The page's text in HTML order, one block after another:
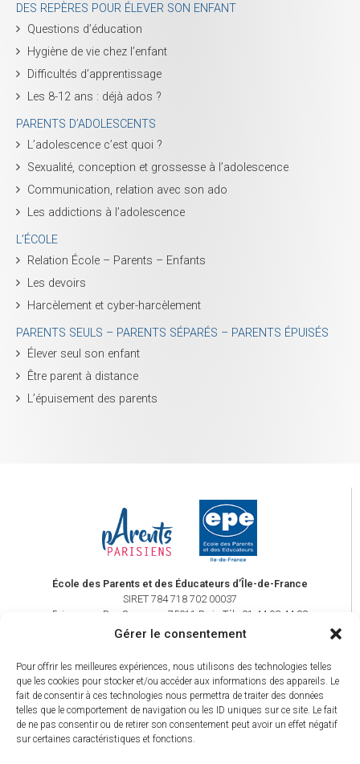
Gérer le consentement
Pour offrir les meilleures expériences, nous utilisons des technologies telles
que les cookies pour stocker et/ou accéder aux informations des appareils. Le
fait de consentir à ces technologies nous permettra de traiter des données
telles que le comportement de navigation ou les ID uniques sur ce site. Le fait
de ne pas consentir ou de retirer son consentement peut avoir un effet négatif
sur certaines caractéristiques et fonctions.
DES REPÈRES POUR ÉLEVER SON ENFANT
Questions d’éducation
Hygiène de vie chez l’enfant
Difficultés d’apprentissage
Les 8-12 ans : déjà ados ?
PARENTS D’ADOLESCENTS
L’adolescence c’est quoi ?
Sexualité, conception et grossesse à l’adolescence
Communication, relation avec son ado
Les addictions à l’adolescence
L’ÉCOLE
Relation École – Parents – Enfants
Les devoirs
Harcèlement et cyber-harcèlement
PARENTS SEULS – PARENTS SÉPARÉS – PARENTS ÉPUISÉS
Élever seul son enfant
Être parent à distance
L’épuisement des parents
École des Parents et des Éducateurs d’Île-de-France
SIRET 784 718 702 00037
5, impasse Bon Secours – 75011 Paris Tél.: 01 44 93 44 88
www.epe-idf.com–kminan@epe-idf.com
Parents Parisiens reçoit le soutien de